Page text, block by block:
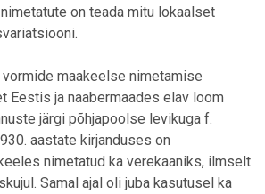
on teada mitu lokaalset
maakeelse nimetamise
Eestis ja naabermaades elav loom
järgi põhjapoolse levikuga f.
aastate kirjanduses on
nimetatud ka verekaaniks, ilmselt
Samal ajal oli juba kasutusel ka